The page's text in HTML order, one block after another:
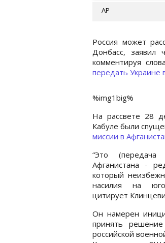
AP
Россия может
Донбасс, заявил
комментируя
передать Украине
%img1big%
На рассвете 28
Кабуле были
миссии в
“Это
Афганистана -
который
насилия на
цитирует
Он намерен
принять
российской